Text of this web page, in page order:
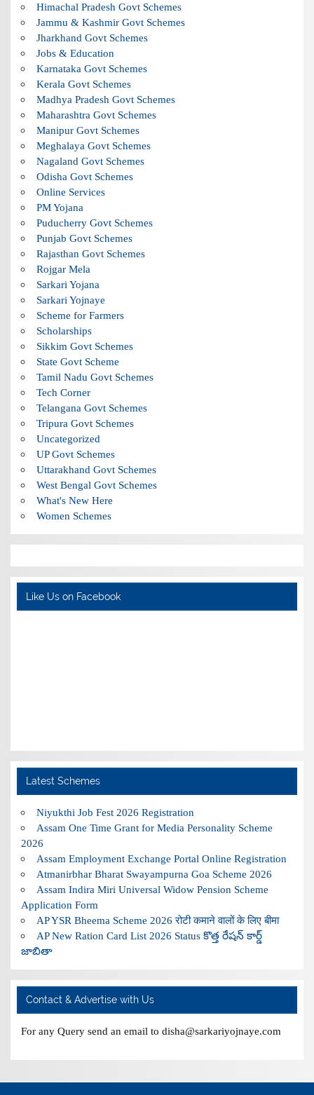
Himachal Pradesh Govt Schemes
Jammu & Kashmir Govt Schemes
Jharkhand Govt Schemes
Jobs & Education
Karnataka Govt Schemes
Kerala Govt Schemes
Madhya Pradesh Govt Schemes
Maharashtra Govt Schemes
Manipur Govt Schemes
Meghalaya Govt Schemes
Nagaland Govt Schemes
Odisha Govt Schemes
Online Services
PM Yojana
Puducherry Govt Schemes
Punjab Govt Schemes
Rajasthan Govt Schemes
Rojgar Mela
Sarkari Yojana
Sarkari Yojnaye
Scheme for Farmers
Scholarships
Sikkim Govt Schemes
State Govt Scheme
Tamil Nadu Govt Schemes
Tech Corner
Telangana Govt Schemes
Tripura Govt Schemes
Uncategorized
UP Govt Schemes
Uttarakhand Govt Schemes
West Bengal Govt Schemes
What's New Here
Women Schemes
Like Us on Facebook
Latest Schemes
Niyukthi Job Fest 2026 Registration
Assam One Time Grant for Media Personality Scheme
2026
Assam Employment Exchange Portal Online Registration
Atmanirbhar Bharat Swayampurna Goa Scheme 2026
Assam Indira Miri Universal Widow Pension Scheme
Application Form
AP YSR Bheema Scheme 2026 रोटी कमाने वालों के लिए बीमा
AP New Ration Card List 2026 Status కొత్త రేషన్ కార్డ్
జాబితా
Contact & Advertise with Us
For any Query send an email to disha@sarkariyojnaye.com